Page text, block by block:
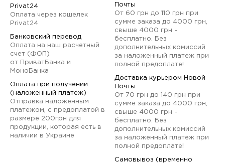
Privat24
Оплата через кошелек
Privat24
Банковский перевод
Оплата на наш расчетный
счет (ФОП)
от ПриватБанка и
МоноБанка
Оплата при получении
(наложенный платеж)
Отправка наложенным
платежом, с предоплатой в
размере 200грн для
продукции, которая есть в
наличии в Украине
Почты
От 60 грн до 110 грн при
сумме заказа до 4000 грн,
свыше 4000 грн -
бесплатно. Без
дополнительных комиссий
за наложенный платеж при
полной предоплате!
Доставка курьером Новой
Почты
От 70 грн до 140 грн при
сумме заказа до 4000 грн,
свыше 4000 грн -
бесплатно. Без
дополнительных комиссий
за наложенный платеж при
полной предоплате!
Самовывоз (временно